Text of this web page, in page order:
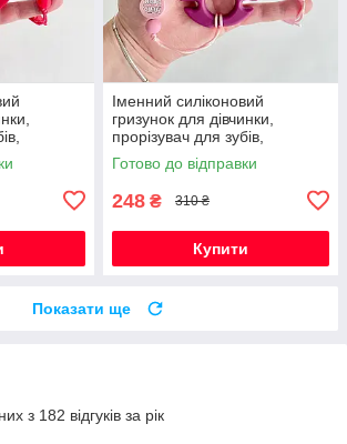
Іменний силіконовий
гризунок для дівчинки,
прорізувач для зубів,
Монстера (винний)
Готово до відправки
248 ₴ 310 ₴
Купити
Показати ще
з 182 відгуків за рік